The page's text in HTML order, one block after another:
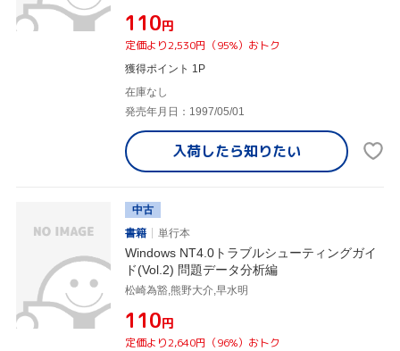
¥110円
定価より2,530円（95%）おトク
獲得ポイント 1P
在庫なし
発売年月日：1997/05/01
入荷したら知りたい
中古
書籍
単行本
Windows NT4.0トラブルシューティングガイ
ド(Vol.2) 問題データ分析編
松崎為豁,熊野大介,早水明
¥110円
定価より2,640円（96%）おトク